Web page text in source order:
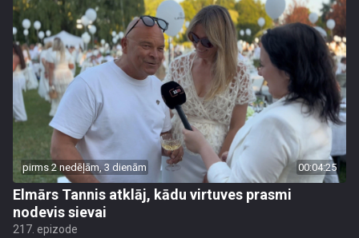
pirms 2 nedēļām, 3 dienām 00:04:25
Elmārs Tannis atklāj, kādu virtuves prasmi
nodevis sievai
217. epizode